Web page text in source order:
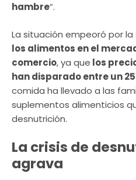
hambre”.
La situación empeoró por la
los alimentos en el
comercio, ya que los
han disparado entre un
comida ha llevado a las
suplementos alimenticios
desnutrición.
La crisis de
agrava